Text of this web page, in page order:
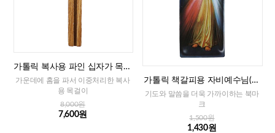
가톨릭 복사용 파인 십자가 목걸
이
가운데에 홈을 파서 이중처리한 복사
용 목걸이
8,000원
7,600원
가톨릭 책갈피용 자비예수님(이
태리)
기도와 말씀을 더욱 가까이하는 북마
크
1,500원
1,430원